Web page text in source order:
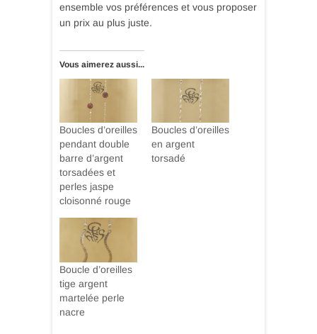
ensemble vos préférences et vous proposer
un prix au plus juste.
Vous aimerez aussi...
Boucles d’oreilles
pendant double
barre d’argent
torsadées et
perles jaspe
cloisonné rouge
Boucles d’oreilles
en argent
torsadé
Boucle d’oreilles
tige argent
martelée perle
nacre